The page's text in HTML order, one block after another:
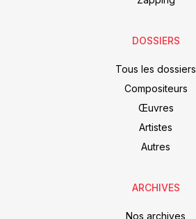
DOSSIERS
Tous les dossiers
Compositeurs
Œuvres
Artistes
Autres
ARCHIVES
Nos archives